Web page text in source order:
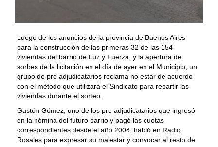
Luego de los anuncios de la provincia de Buenos Aires
para la construcción de las primeras 32 de las 154
viviendas del barrio de Luz y Fuerza, y la apertura de
sorbes de la licitación en el día de ayer en el Municipio, un
grupo de pre adjudicatarios reclama no estar de acuerdo
con el método que utilizará el Sindicato para repartir las
viviendas durante el sorteo.
Gastón Gómez, uno de los pre adjudicatarios que ingresó
en la nómina del futuro barrio y pagó las cuotas
correspondientes desde el año 2008, habló en Radio
Rosales para expresar su malestar y convocar al resto de